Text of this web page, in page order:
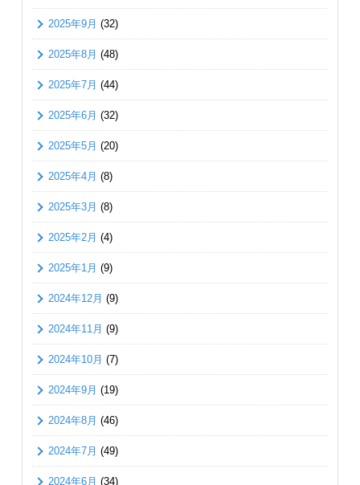
2025年9月 (32)
2025年8月 (48)
2025年7月 (44)
2025年6月 (32)
2025年5月 (20)
2025年4月 (8)
2025年3月 (8)
2025年2月 (4)
2025年1月 (9)
2024年12月 (9)
2024年11月 (9)
2024年10月 (7)
2024年9月 (19)
2024年8月 (46)
2024年7月 (49)
2024年6月 (34)